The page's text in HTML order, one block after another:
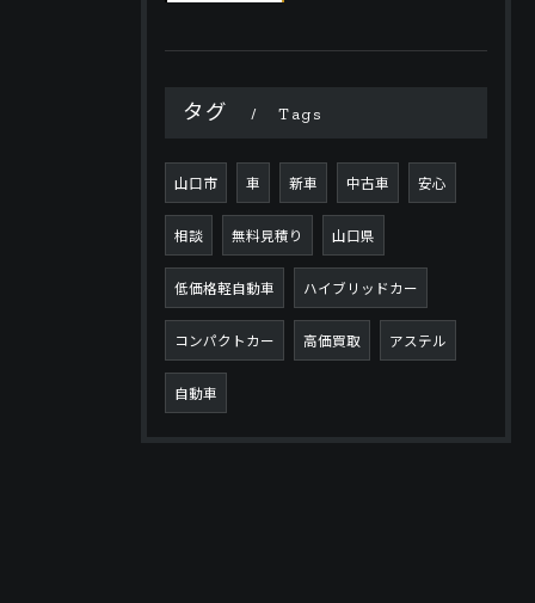
タグ Tags
山口市 車 新車 中古車 安心
相談 無料見積り 山口県
低価格軽自動車 ハイブリッドカー
コンパクトカー 高価買取 アステル
自動車